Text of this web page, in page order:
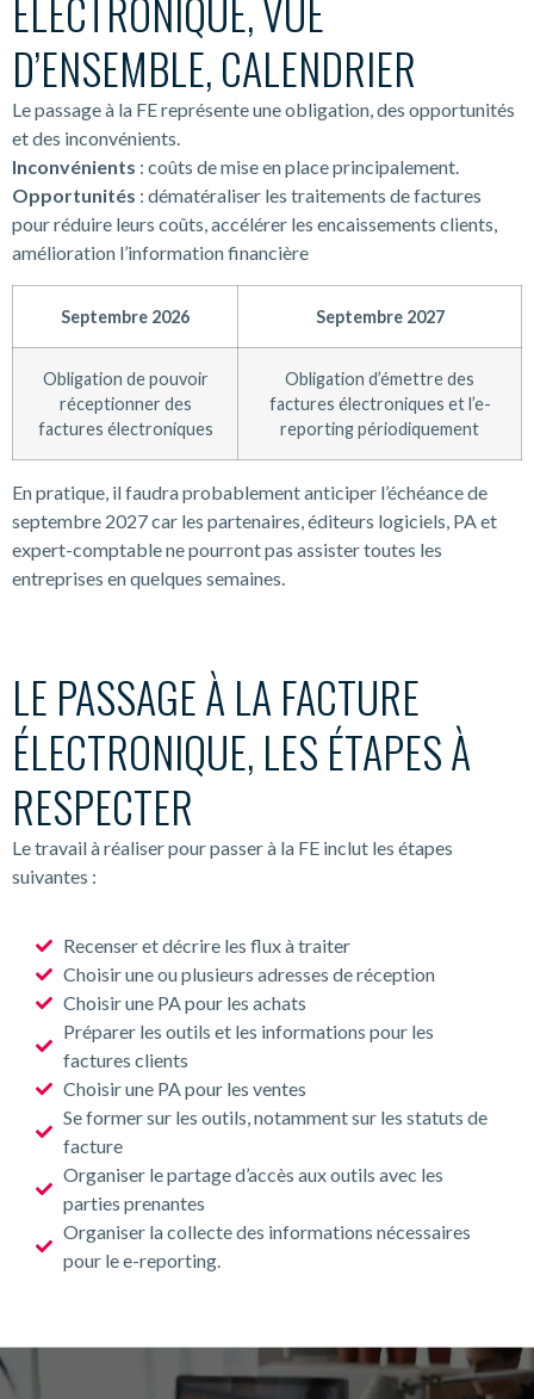
ÉLECTRONIQUE, VUE
D’ENSEMBLE, CALENDRIER
Le passage à la FE représente une obligation, des opportunités
et des inconvénients.
Inconvénients : coûts de mise en place principalement.
Opportunités : dématéraliser les traitements de factures
pour réduire leurs coûts, accélérer les encaissements clients,
amélioration l’information financière
Septembre 2026 Septembre 2027
Obligation de pouvoir
réceptionner des
factures électroniques
Obligation d’émettre des
factures électroniques et l’e-
reporting périodiquement
En pratique, il faudra probablement anticiper l’échéance de
septembre 2027 car les partenaires, éditeurs logiciels, PA et
expert-comptable ne pourront pas assister toutes les
entreprises en quelques semaines.
LE PASSAGE À LA FACTURE
ÉLECTRONIQUE, LES ÉTAPES À
RESPECTER
Le travail à réaliser pour passer à la FE inclut les étapes
suivantes :
Recenser et décrire les flux à traiter
Choisir une ou plusieurs adresses de réception
Choisir une PA pour les achats
Préparer les outils et les informations pour les
factures clients
Choisir une PA pour les ventes
Se former sur les outils, notamment sur les statuts de
facture
Organiser le partage d’accès aux outils avec les
parties prenantes
Organiser la collecte des informations nécessaires
pour le e-reporting.